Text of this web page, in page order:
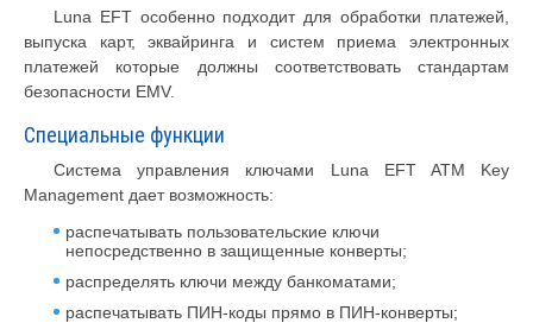
Luna EFT особенно подходит для обработки платежей,
выпуска карт, эквайринга и систем приема электронных
платежей которые должны соответствовать стандартам
безопасности EMV.
Специальные функции
Система управления ключами Luna EFT ATM Key
Management дает возможность:
распечатывать пользовательские ключи
непосредственно в защищенные конверты;
распределять ключи между банкоматами;
распечатывать ПИН-коды прямо в ПИН-конверты;